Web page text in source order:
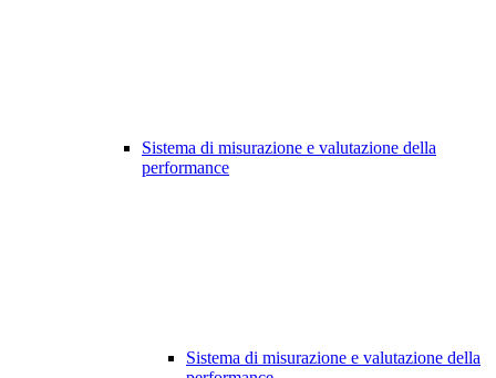
Sistema di misurazione e valutazione della
performance
Sistema di misurazione e valutazione della